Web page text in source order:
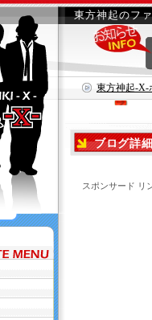
東方神起のフ
東方神起-X-
ブログ詳
スポンサード リ